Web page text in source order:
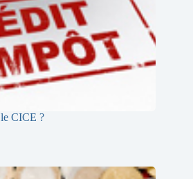
CICE ?